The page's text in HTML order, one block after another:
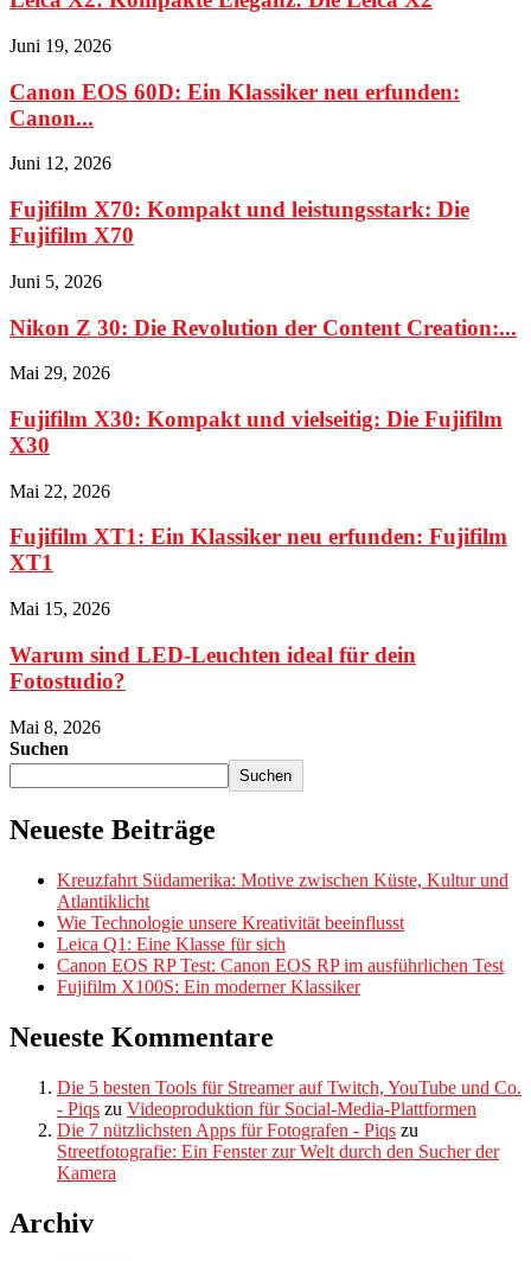
Juni 19, 2026
Canon EOS 60D: Ein Klassiker neu erfunden:
Canon...
Juni 12, 2026
Fujifilm X70: Kompakt und leistungsstark: Die
Fujifilm X70
Juni 5, 2026
Nikon Z 30: Die Revolution der Content Creation:...
Mai 29, 2026
Fujifilm X30: Kompakt und vielseitig: Die Fujifilm
X30
Mai 22, 2026
Fujifilm XT1: Ein Klassiker neu erfunden: Fujifilm
XT1
Mai 15, 2026
Warum sind LED-Leuchten ideal für dein
Fotostudio?
Mai 8, 2026
Suchen
Suchen
Neueste Beiträge
Kreuzfahrt Südamerika: Motive zwischen Küste, Kultur und
Atlantiklicht
Wie Technologie unsere Kreativität beeinflusst
Leica Q1: Eine Klasse für sich
Canon EOS RP Test: Canon EOS RP im ausführlichen Test
Fujifilm X100S: Ein moderner Klassiker
Neueste Kommentare
Die 5 besten Tools für Streamer auf Twitch, YouTube und Co.
- Piqs zu Videoproduktion für Social-Media-Plattformen
Die 7 nützlichsten Apps für Fotografen - Piqs zu
Streetfotografie: Ein Fenster zur Welt durch den Sucher der
Kamera
Archiv